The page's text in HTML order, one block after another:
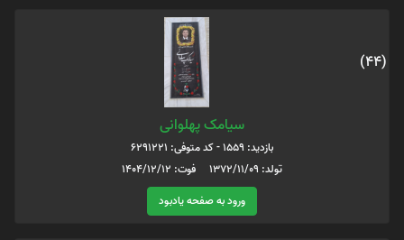
(44)
سیامک پهلوانی
بازدید: 1559 - کد متوفی: 6291221
تولد: 1372/11/09 فوت: 1404/12/12
ورود به صفحه یادبود